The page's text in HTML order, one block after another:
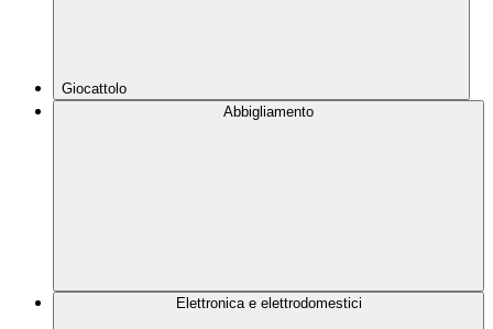
Giocattolo
Abbigliamento
Elettronica e elettrodomestici